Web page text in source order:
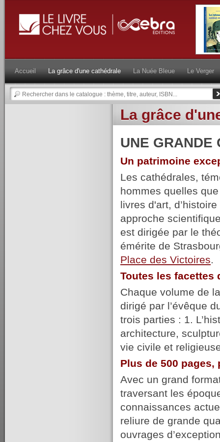
Accueil La grâce d'une cathédrale La Nuée Bleue Le Verger
La grâce
UNE GRANDE
Un patrimoine
Les cathédrales,
hommes quelles
livres d'art,
approche
est dirigée par le
émérite de
Place des Victoires.
Toutes les facettes
Chaque volume de
dirigé par l’évêque
trois parties : 1.
architecture,
vie civile et
Plus de 500 pages,
Avec un grand
traversant les
connaissances
reliure de grande
ouvrages